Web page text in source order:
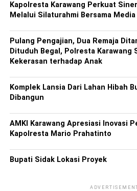
Kapolresta Karawang Perkuat
Melalui Silaturahmi Bersama Media
Pulang Pengajian, Dua Remaja
Dituduh Begal, Polresta Karawang
Kekerasan terhadap Anak
Komplek Lansia Dari Lahan Hibah
Dibangun
AMKI Karawang Apresiasi Inovasi
Kapolresta Mario Prahatinto
Bupati Sidak Lokasi Proyek